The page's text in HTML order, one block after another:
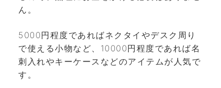
ん。
5000円程度であればネクタイやデスク周り
で使える小物など、10000円程度であれば名
刺入れやキーケースなどのアイテムが人気で
す。